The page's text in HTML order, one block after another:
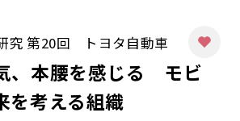
究 第20回 トヨタ自動車
、本腰を感じる モビ
を考える組織